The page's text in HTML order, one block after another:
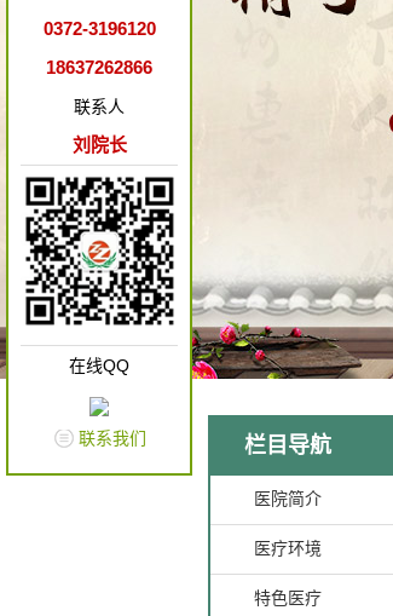
栏目导航
医院简介
医疗环境
特色医疗
0372-3196120
18637262866
联系人
刘院长
在线QQ
联系我们